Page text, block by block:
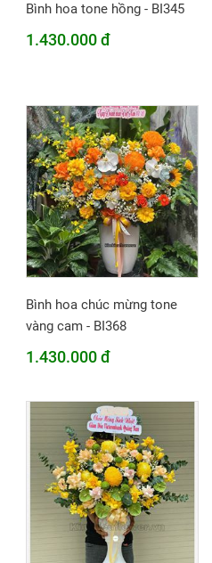
Bình hoa tone hồng - BI345
1.430.000 đ
Bình hoa chúc mừng tone
vàng cam - BI368
1.430.000 đ